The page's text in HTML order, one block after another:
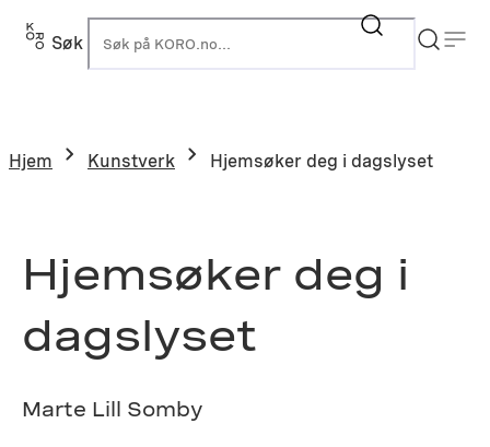
Hopp
Søk
Hjem Kunstverk Hjemsøker deg i dagslyset
Hjemsøker deg i
dagslyset
Marte Lill Somby